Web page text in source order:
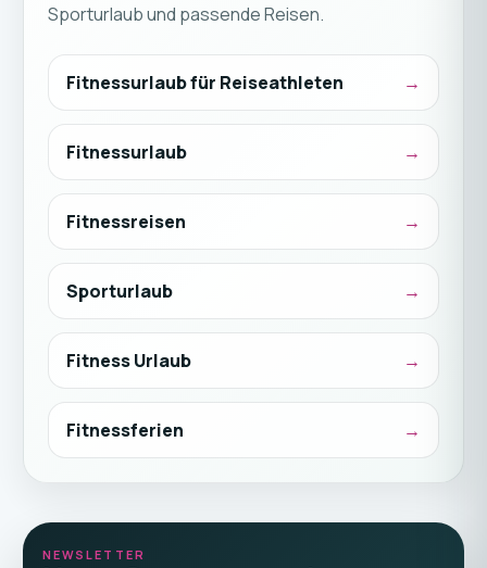
Sporturlaub und passende Reisen.
Fitnessurlaub für Reiseathleten
Fitnessurlaub
Fitnessreisen
Sporturlaub
Fitness Urlaub
Fitnessferien
NEWSLETTER